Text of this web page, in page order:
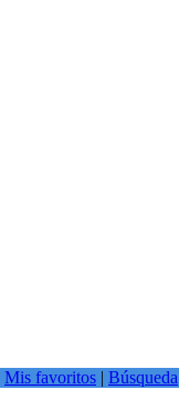
Mis favoritos | Búsqueda